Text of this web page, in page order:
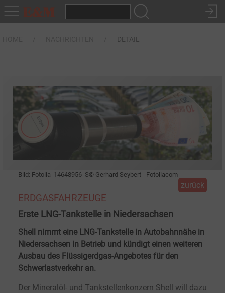
DETAIL
Bild: Fotolia_14648956_S© Gerhard Seybert - Fotoliacom
zurück
ERDGASFAHRZEUGE
Erste LNG-Tankstelle in Niedersachsen
Shell nimmt eine LNG-Tankstelle in Autobahnnähe in
Niedersachsen in Betrieb und kündigt einen weiteren
Ausbau des Flüssigerdgas-Angebotes für den
Schwerlastverkehr an.
Der Mineralöl- und Tankstellenkonzern Shell will dazu